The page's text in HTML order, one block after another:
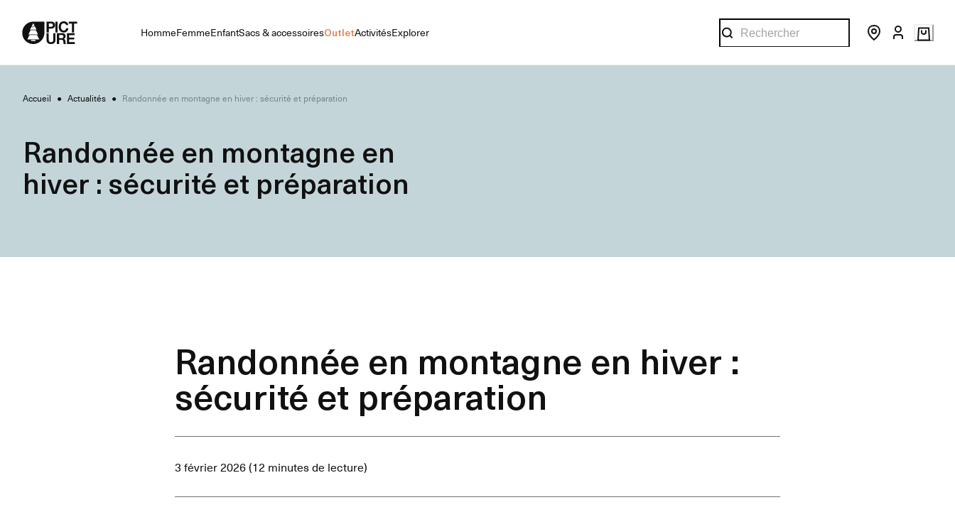
Content
HommeFemmeEnfantSacs & accessoiresOutletActivitésExplorer
Accueil ● Actualités ● Randonnée en montagne en hiver : sécurité et préparation
Randonnée en montagne en
hiver : sécurité et préparation
Randonnée en montagne en hiver :
sécurité et préparation
3 février 2026 (12 minutes de lecture)